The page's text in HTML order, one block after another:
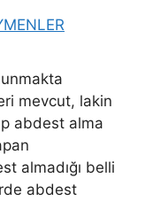
mevcut, lakin
abdest alma
almadığı belli
abdest